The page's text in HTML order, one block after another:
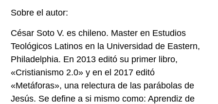
Sobre el autor:
César Soto V. es chileno. Master en Estudios
Teológicos Latinos en la Universidad de Eastern,
Philadelphia. En 2013 editó su primer libro,
«Cristianismo 2.0» y en el 2017 editó
«Metáforas», una relectura de las parábolas de
Jesús. Se define a si mismo como: Aprendiz de